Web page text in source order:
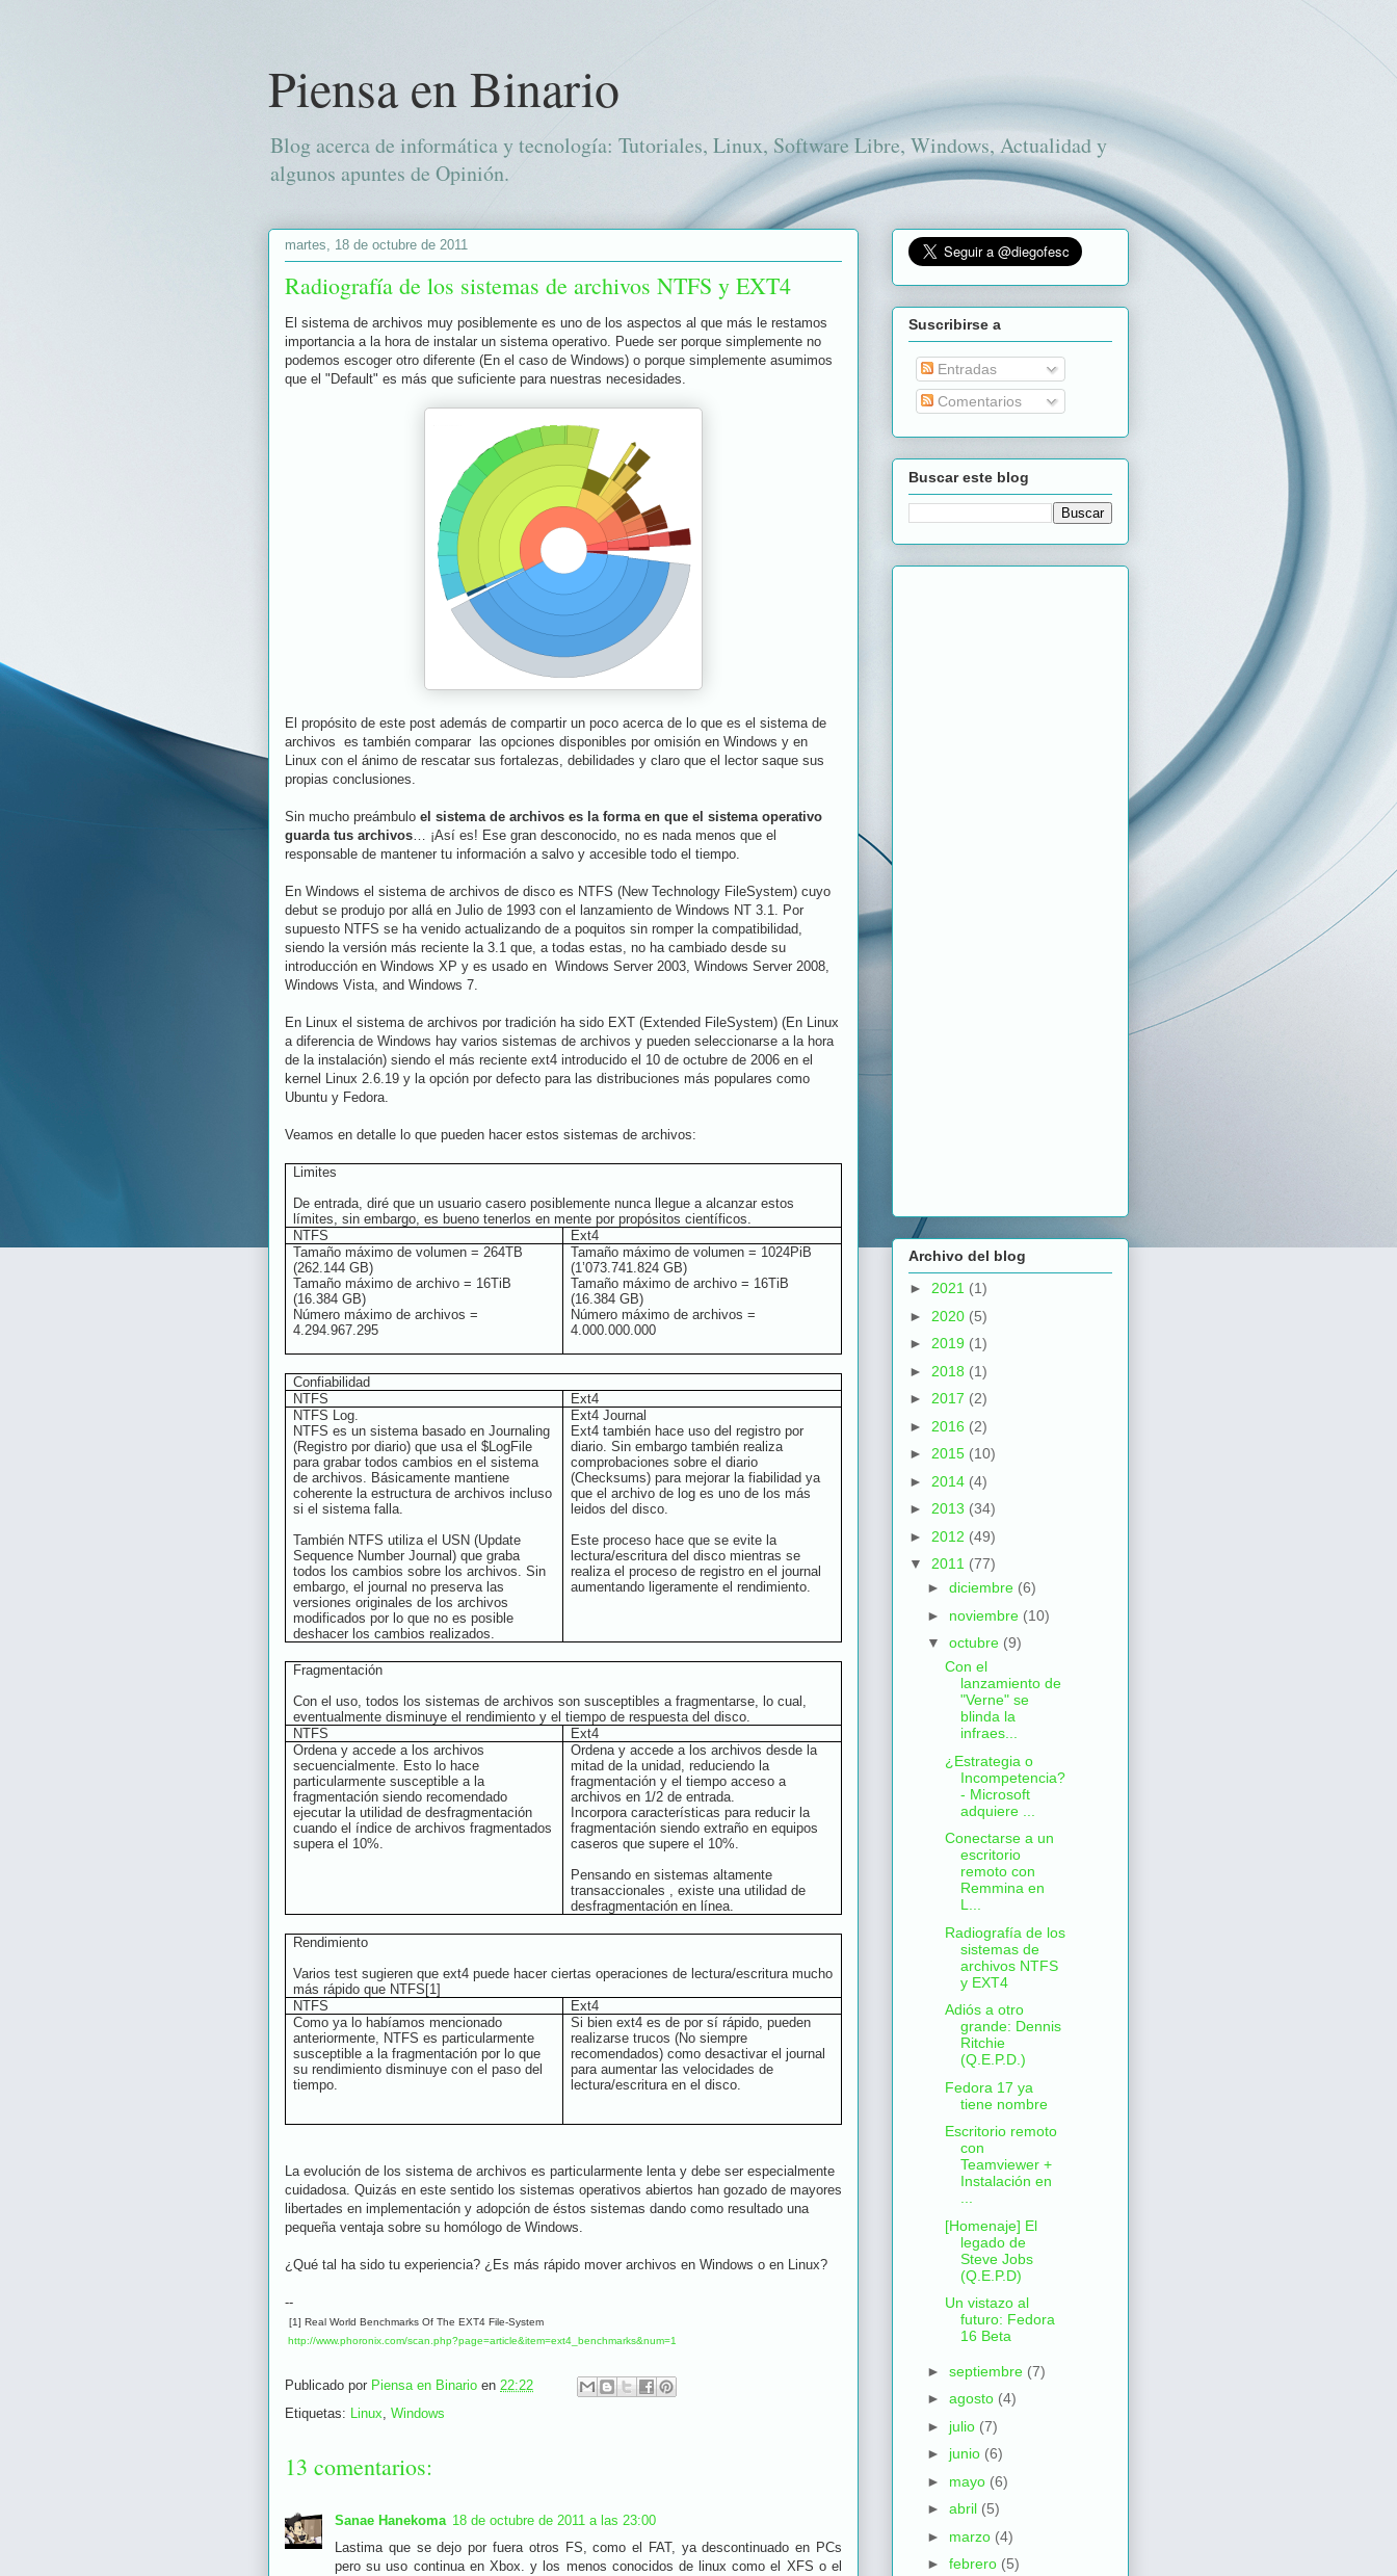
Piensa en Binario
Blog acerca de informática y tecnología: Tutoriales, Linux, Software Libre, Windows, Actualidad y
algunos apuntes de Opinión.
martes, 18 de octubre de 2011
Radiografía de los sistemas de archivos NTFS y EXT4
El sistema de archivos muy posiblemente es uno de los aspectos al que más le restamos
importancia a la hora de instalar un sistema operativo. Puede ser porque simplemente no
podemos escoger otro diferente (En el caso de Windows) o porque simplemente asumimos
que el "Default" es más que suficiente para nuestras necesidades.
El propósito de este post además de compartir un poco acerca de lo que es el sistema de
archivos es también comparar las opciones disponibles por omisión en Windows y en
Linux con el ánimo de rescatar sus fortalezas, debilidades y claro que el lector saque sus
propias conclusiones.
Sin mucho preámbulo el sistema de archivos es la forma en que el sistema operativo
guarda tus archivos… ¡Así es! Ese gran desconocido, no es nada menos que el
responsable de mantener tu información a salvo y accesible todo el tiempo.
En Windows el sistema de archivos de disco es NTFS (New Technology FileSystem) cuyo
debut se produjo por allá en Julio de 1993 con el lanzamiento de Windows NT 3.1. Por
supuesto NTFS se ha venido actualizando de a poquitos sin romper la compatibilidad,
siendo la versión más reciente la 3.1 que, a todas estas, no ha cambiado desde su
introducción en Windows XP y es usado en Windows Server 2003, Windows Server 2008,
Windows Vista, and Windows 7.
En Linux el sistema de archivos por tradición ha sido EXT (Extended FileSystem) (En Linux
a diferencia de Windows hay varios sistemas de archivos y pueden seleccionarse a la hora
de la instalación) siendo el más reciente ext4 introducido el 10 de octubre de 2006 en el
kernel Linux 2.6.19 y la opción por defecto para las distribuciones más populares como
Ubuntu y Fedora.
Veamos en detalle lo que pueden hacer estos sistemas de archivos:
Limites
De entrada, diré que un usuario casero posiblemente nunca llegue a alcanzar estos
límites, sin embargo, es bueno tenerlos en mente por propósitos científicos.
NTFS
Ext4
Tamaño máximo de volumen = 264TB
(262.144 GB)
Tamaño máximo de archivo = 16TiB
(16.384 GB)
Número máximo de archivos =
4.294.967.295
Tamaño máximo de volumen = 1024PiB
(1’073.741.824 GB)
Tamaño máximo de archivo = 16TiB
(16.384 GB)
Número máximo de archivos =
4.000.000.000
Confiabilidad
NTFS
Ext4
NTFS Log.
NTFS es un sistema basado en Journaling
(Registro por diario) que usa el $LogFile
para grabar todos cambios en el sistema
de archivos. Básicamente mantiene
coherente la estructura de archivos incluso
si el sistema falla.
También NTFS utiliza el USN (Update
Sequence Number Journal) que graba
todos los cambios sobre los archivos. Sin
embargo, el journal no preserva las
versiones originales de los archivos
modificados por lo que no es posible
deshacer los cambios realizados.
Ext4 Journal
Ext4 también hace uso del registro por
diario. Sin embargo también realiza
comprobaciones sobre el diario
(Checksums) para mejorar la fiabilidad ya
que el archivo de log es uno de los más
leidos del disco.
Este proceso hace que se evite la
lectura/escritura del disco mientras se
realiza el proceso de registro en el journal
aumentando ligeramente el rendimiento.
Fragmentación
Con el uso, todos los sistemas de archivos son susceptibles a fragmentarse, lo cual,
eventualmente disminuye el rendimiento y el tiempo de respuesta del disco.
NTFS
Ext4
Ordena y accede a los archivos
secuencialmente. Esto lo hace
particularmente susceptible a la
fragmentación siendo recomendado
ejecutar la utilidad de desfragmentación
cuando el índice de archivos fragmentados
supera el 10%.
Ordena y accede a los archivos desde la
mitad de la unidad, reduciendo la
fragmentación y el tiempo acceso a
archivos en 1/2 de entrada.
Incorpora características para reducir la
fragmentación siendo extraño en equipos
caseros que supere el 10%.
Pensando en sistemas altamente
transaccionales , existe una utilidad de
desfragmentación en línea.
Rendimiento
Varios test sugieren que ext4 puede hacer ciertas operaciones de lectura/escritura mucho
más rápido que NTFS[1]
NTFS
Ext4
Como ya lo habíamos mencionado
anteriormente, NTFS es particularmente
susceptible a la fragmentación por lo que
su rendimiento disminuye con el paso del
tiempo.
Si bien ext4 es de por sí rápido, pueden
realizarse trucos (No siempre
recomendados) como desactivar el journal
para aumentar las velocidades de
lectura/escritura en el disco.
La evolución de los sistema de archivos es particularmente lenta y debe ser especialmente
cuidadosa. Quizás en este sentido los sistemas operativos abiertos han gozado de mayores
libertades en implementación y adopción de éstos sistemas dando como resultado una
pequeña ventaja sobre su homólogo de Windows.
¿Qué tal ha sido tu experiencia? ¿Es más rápido mover archivos en Windows o en Linux?
--
[1] Real World Benchmarks Of The EXT4 File-System
http://www.phoronix.com/scan.php?page=article&item=ext4_benchmarks&num=1
Publicado por Piensa en Binario en 22:22
Etiquetas: Linux, Windows
13 comentarios:
Sanae Hanekoma 18 de octubre de 2011 a las 23:00
Lastima que se dejo por fuera otros FS, como el FAT, ya descontinuado en PCs
pero su uso continua en Xbox. y los menos conocidos de linux como el XFS o el
Suscribirse a
Entradas
Comentarios
Buscar este blog
Archivo del blog
► 2021 (1)
► 2020 (5)
► 2019 (1)
► 2018 (1)
► 2017 (2)
► 2016 (2)
► 2015 (10)
► 2014 (4)
► 2013 (34)
► 2012 (49)
▼ 2011 (77)
► diciembre (6)
► noviembre (10)
▼ octubre (9)
Con el
lanzamiento de
"Verne" se
blinda la
infraes...
¿Estrategia o
Incompetencia?
- Microsoft
adquiere ...
Conectarse a un
escritorio
remoto con
Remmina en
L...
Radiografía de los
sistemas de
archivos NTFS
y EXT4
Adiós a otro
grande: Dennis
Ritchie
(Q.E.P.D.)
Fedora 17 ya
tiene nombre
Escritorio remoto
con
Teamviewer +
Instalación en
[Homenaje] El
legado de
Steve Jobs
(Q.E.P.D)
Un vistazo al
futuro: Fedora
16 Beta
► septiembre (7)
► agosto (4)
► julio (7)
► junio (6)
► mayo (6)
► abril (5)
► marzo (4)
► febrero (5)